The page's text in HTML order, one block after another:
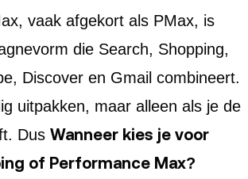
vaak afgekort als PMax, is
die Search, Shopping,
Discover en Gmail combineert.
uitpakken, maar alleen als je de
Dus Wanneer kies je voor
of Performance Max?